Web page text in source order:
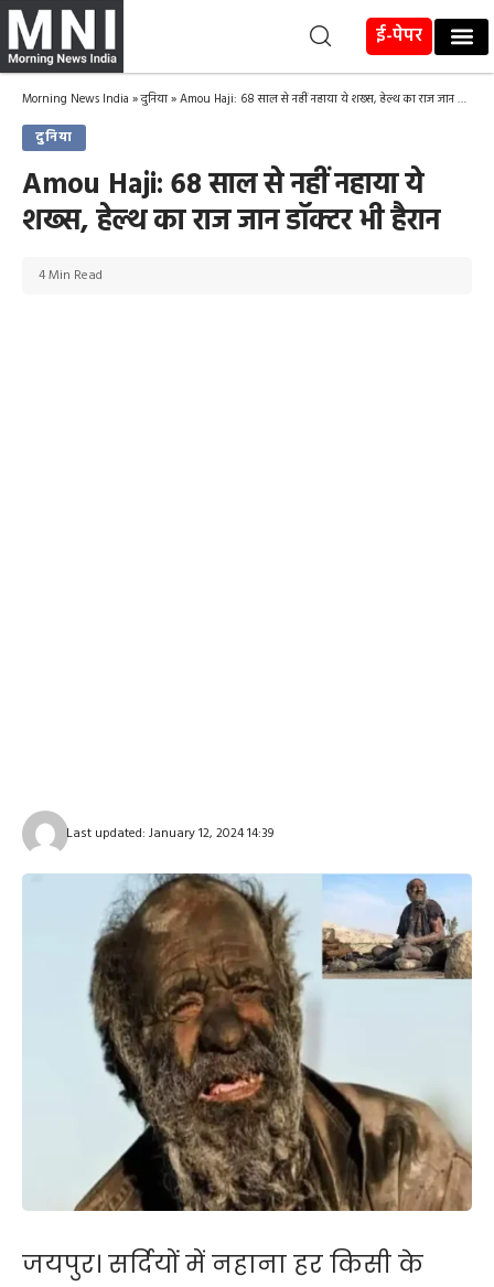
ई-पेपर
Morning News India »दुनिया»Amou Haji: 68 साल से नहीं नहाया ये शख्स, हेल्थ का राज जान डॉक्टर भी हैरान
दुनिया
Amou Haji: 68 साल से नहीं नहाया ये
शख्स, हेल्थ का राज जान डॉक्टर भी हैरान
Last updated: January 12, 2024 14:39
4 Min Read
जयपुर। सर्दियों में नहाना हर किसी के